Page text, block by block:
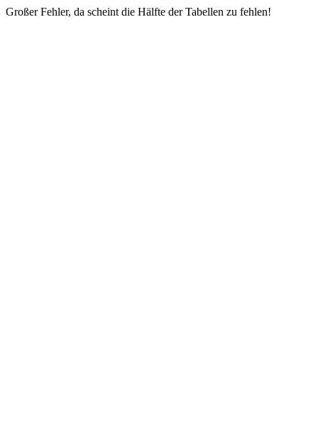
Großer Fehler, da scheint die Hälfte der Tabellen zu fehlen!